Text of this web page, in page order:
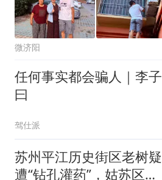
微济阳
任何事实都会骗人｜李子
曰
驾仕派
苏州平江历史街区老树疑
遭“钻孔灌药”，姑苏区住